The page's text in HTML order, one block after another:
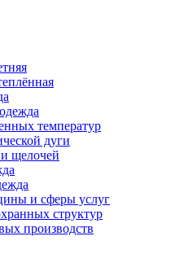
температур
дуги
щелочей
и сферы услуг
структур
производств